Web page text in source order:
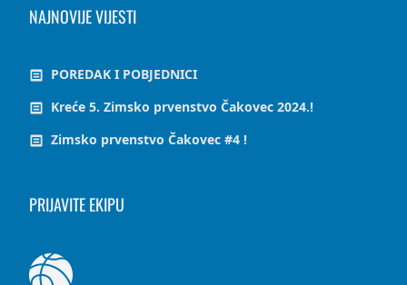
NAJNOVIJE VIJESTI
POREDAK I POBJEDNICI
Kreće 5. Zimsko prvenstvo Čakovec 2024.!
Zimsko prvenstvo Čakovec #4 !
PRIJAVITE EKIPU